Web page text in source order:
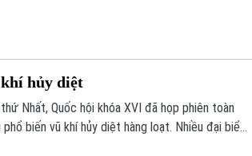
khí hủy diệt
Nhất, Quốc hội khóa XVI đã họp phiên toàn
biến vũ khí hủy diệt hàng loạt. Nhiều đại biểu